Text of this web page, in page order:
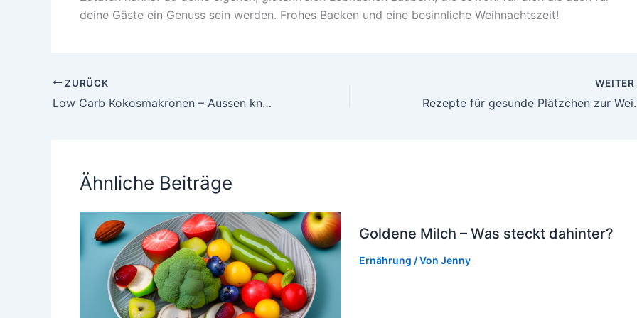
deine Gäste ein Genuss sein werden. Frohes Backen und eine besinnliche Weihnachtszeit!
ZURÜCK
Low Carb Kokosmakronen – Aussen knusprig und innen zart!
WEITER
Rezepte
Ähnliche Beiträge
Goldene Milch – Was steckt dahinter?
Ernährung / Von Jenny